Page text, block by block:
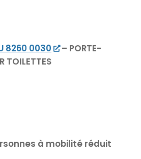
8260 0030
– PORTE-
TOILETTES
à mobilité réduit